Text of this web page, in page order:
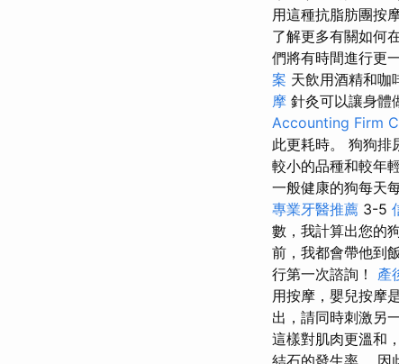
用這種抗脂肪團按
了解更多有關如何
們將有時間進行更
案 天飲用酒精和咖
摩 針灸可以讓身體
Accounting Firm
此更耗時。 狗狗排
較小的品種和較年
一般健康的狗每天
專業牙醫推薦 3-5
數，我計算出您的
前，我都會帶他到
行第一次諮詢！ 產
用按摩，嬰兒按摩
出，請同時刺激另
這樣對肌肉更溫和
結石的發生率。 因